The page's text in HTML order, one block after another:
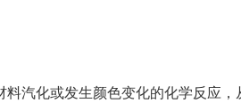
汽化或发生颜色变化的化学反应